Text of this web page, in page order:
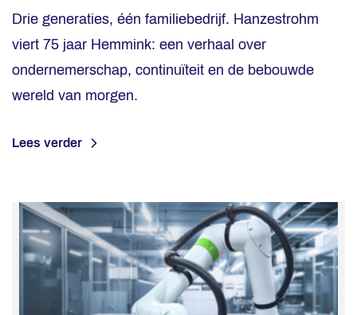
Drie generaties, één familiebedrijf. Hanzestrohm
viert 75 jaar Hemmink: een verhaal over
ondernemerschap, continuïteit en de bebouwde
wereld van morgen.
Lees verder